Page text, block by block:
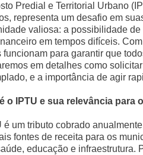
Predial e Territorial Urbano
representa um desafio em
valiosa: a possibilidade
em tempos difíceis.
funcionam para garantir que
em detalhes como
e a importância de agir
o IPTU e sua relevância para
é um tributo cobrado
fontes de receita para os
educação e infraestrutura.